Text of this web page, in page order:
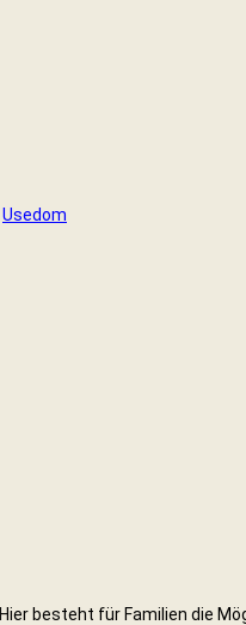
Usedom
. Hier besteht für Familien die